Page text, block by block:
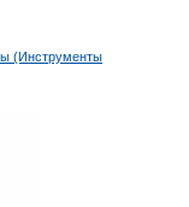
(Инструменты